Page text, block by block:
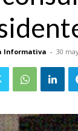
Informativa - 30